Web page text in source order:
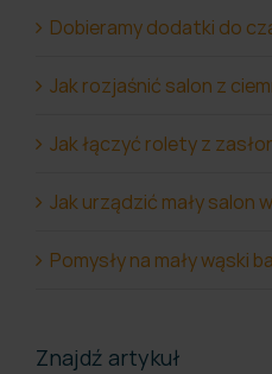
Dobieramy dodatki do
Jak rozjaśnić salon z
Jak łączyć rolety z
Jak urządzić mały salon
Pomysły na mały wąski
Znajdź artykuł